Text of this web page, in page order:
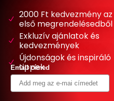
2000 Ft kedvezmény az
első megrendelésedből
Exkluzív ajánlatok és
kedvezmények
Újdonságok és inspiráló
tippek
Email címed